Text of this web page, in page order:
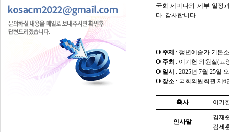
국회 세미나의 세부 일정
다. 감사합니다.
O 주제 : 청년예술가 기본
O 주최 : 이기헌 의원실(고
O 일시 : 2025년 7월 25일
O 장소 : 국회의원회관 제6
축사 이기
인사말
김재
김세